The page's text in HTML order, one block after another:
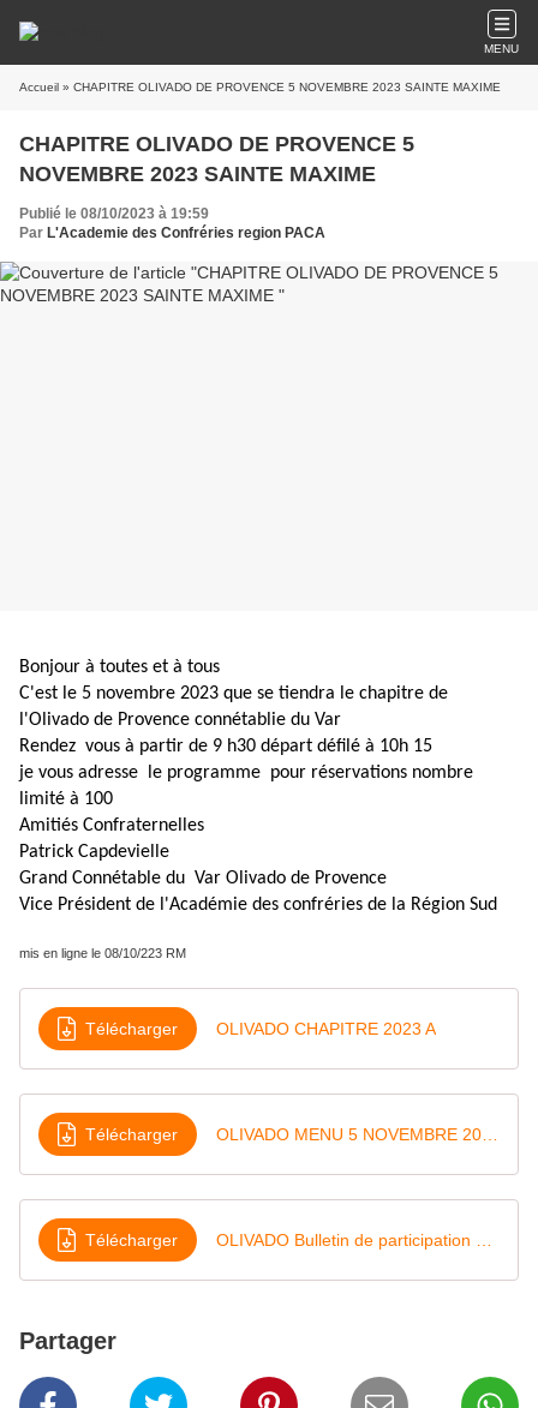
MENU
Accueil » CHAPITRE OLIVADO DE PROVENCE 5 NOVEMBRE 2023 SAINTE MAXIME
CHAPITRE OLIVADO DE PROVENCE 5
NOVEMBRE 2023 SAINTE MAXIME
Publié le 08/10/2023 à 19:59
Par L'Academie des Confréries region PACA
Bonjour à toutes et à tous
C'est le 5 novembre 2023 que se tiendra le chapitre de
l'Olivado de Provence connétablie du Var
Rendez vous à partir de 9 h30 départ défilé à 10h 15
je vous adresse le programme pour réservations nombre
limité à 100
Amitiés Confraternelles
Patrick Capdevielle
Grand Connétable du Var Olivado de Provence
Vice Président de l'Académie des confréries de la Région Sud
mis en ligne le 08/10/223 RM
Télécharger OLIVADO CHAPITRE 2023 A
Télécharger
Télécharger
Partager